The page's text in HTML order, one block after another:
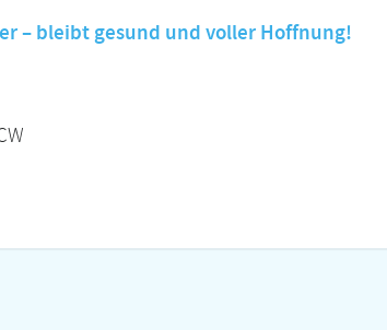
– bleibt gesund und voller Hoffnung!